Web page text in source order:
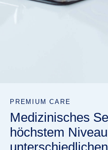
PREMIUM CARE
Medizinisches
höchstem